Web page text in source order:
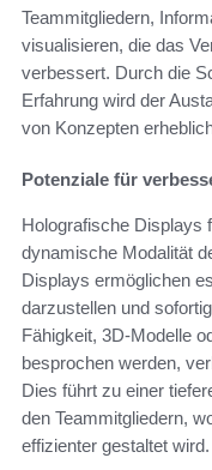
Teammitgliedern,
visualisieren, die das
verbessert. Durch die
Erfahrung wird der
von Konzepten
Potenziale für
Holografische Displays
dynamische Modalität
Displays ermöglichen
darzustellen und
Fähigkeit, 3D-Modelle
besprochen werden,
Dies führt zu einer
den Teammitgliedern,
effizienter gestaltet wird.